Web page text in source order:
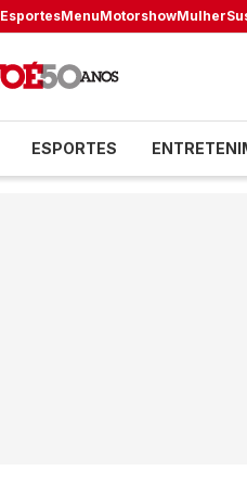
EsportesMenuMotorshowMulher
ESPORTES